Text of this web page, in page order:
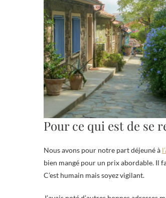
Pour ce qui est de se
Nous avons pour notre part déjeuné à
bien mangé pour un prix abordable. Il
C’est humain mais soyez vigilant.